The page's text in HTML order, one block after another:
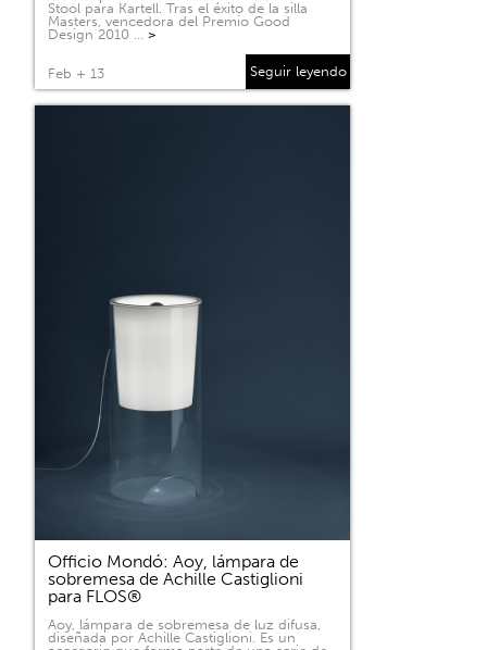
Stool para Kartell. Tras el éxito de la silla
Masters, vencedora del Premio Good
Design 2010 … >
Feb + 13 Seguir leyendo
Officio Mondó: Aoy, lámpara de
sobremesa de Achille Castiglioni
para FLOS®
Aoy, lámpara de sobremesa de luz difusa,
diseñada por Achille Castiglioni. Es un